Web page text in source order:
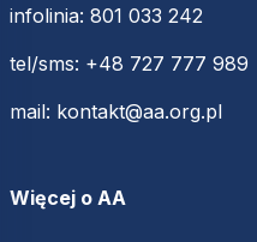
infolinia: 801 033 242
tel/sms: +48 727 777 989
mail: kontakt@aa.org.pl
Więcej o AA